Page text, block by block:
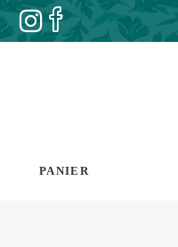
PANIER